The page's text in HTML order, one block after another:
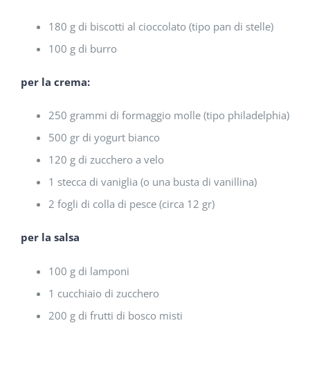
180 g di biscotti al cioccolato (tipo pan di stelle)
100 g di burro
per la crema:
250 grammi di formaggio molle (tipo philadelphia)
500 gr di yogurt bianco
120 g di zucchero a velo
1 stecca di vaniglia (o una busta di vanillina)
2 fogli di colla di pesce (circa 12 gr)
per la salsa
100 g di lamponi
1 cucchiaio di zucchero
200 g di frutti di bosco misti